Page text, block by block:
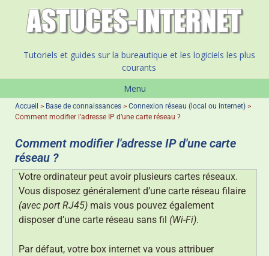
Tutoriels et guides sur la bureautique et les logiciels les plus
courants
Menu
Accueil > Base de connaissances > Connexion réseau (local ou internet) >
Comment modifier l’adresse IP d’une carte réseau ?
Comment modifier l'adresse IP d'une carte
réseau ?
Votre ordinateur peut avoir plusieurs cartes réseaux.
Vous disposez généralement d’une carte réseau filaire
(avec port RJ45) mais vous pouvez également
disposer d’une carte réseau sans fil (Wi-Fi).
Par défaut, votre box internet va vous attribuer